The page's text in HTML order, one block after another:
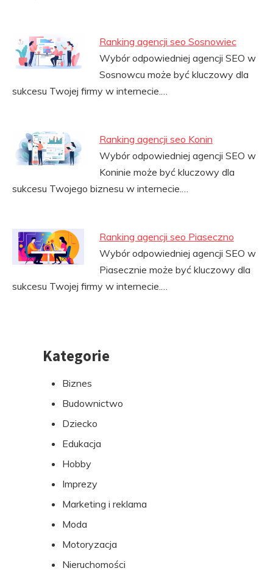
Ranking agencji seo Sosnowiec
Wybór odpowiedniej agencji SEO w
Sosnowcu może być kluczowy dla
sukcesu Twojej firmy w internecie.…
Ranking agencji seo Konin
Wybór odpowiedniej agencji SEO w
Koninie może być kluczowy dla
sukcesu Twojego biznesu w internecie.…
Ranking agencji seo Piaseczno
Wybór odpowiedniej agencji SEO w
Piasecznie może być kluczowy dla
sukcesu Twojej firmy w internecie.…
PrzejdźKategorie
Biznes
Budownictwo
Dziecko
Edukacja
Hobby
Imprezy
Marketing i reklama
Moda
Motoryzacja
Nieruchomości